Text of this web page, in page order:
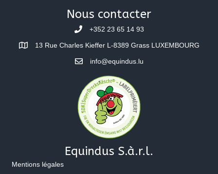
Nous contacter
+352 23 65 14 93
13 Rue Charles Kieffer L-8389 Grass LUXEMBOURG
info@equindus.lu
Equindus S.à.r.l.
Mentions légales